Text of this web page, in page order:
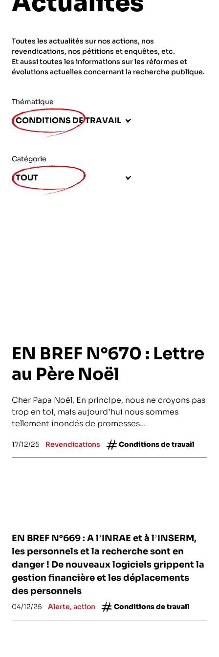
Fonction publique
Actions spécifiques
ORGANISMES
CNRS – Centre national de la recherche
scientifique
INRIA - Institut national de recherche en
INSERM – Institut national de la santé et de la
recherche médicale
développement
INED – Institut national d’études
démographiques
AGENDA
PUBLICATIONS
ADHÉRER
Toutes les actualités sur nos actions, nos
revendications, nos pétitions et enquêtes, etc.
Et aussi toutes les informations sur les réformes et
évolutions actuelles concernant la recherche publique.
Thématique
CONDITIONS DE TRAVAIL
Catégorie
TOUT
EN BREF N°670 : Lettre
au Père Noël
Cher Papa Noël, En principe, nous ne croyons pas
trop en toi, mais aujourd’hui nous sommes
tellement inondés de promesses...
17/12/25 Revendications Conditions de travail
EN BREF N°669 : A l’INRAE et à l’INSERM,
les personnels et la recherche sont en
danger ! De nouveaux logiciels grippent la
gestion financière et les déplacements
des personnels
04/12/25 Alerte, action Conditions de travail